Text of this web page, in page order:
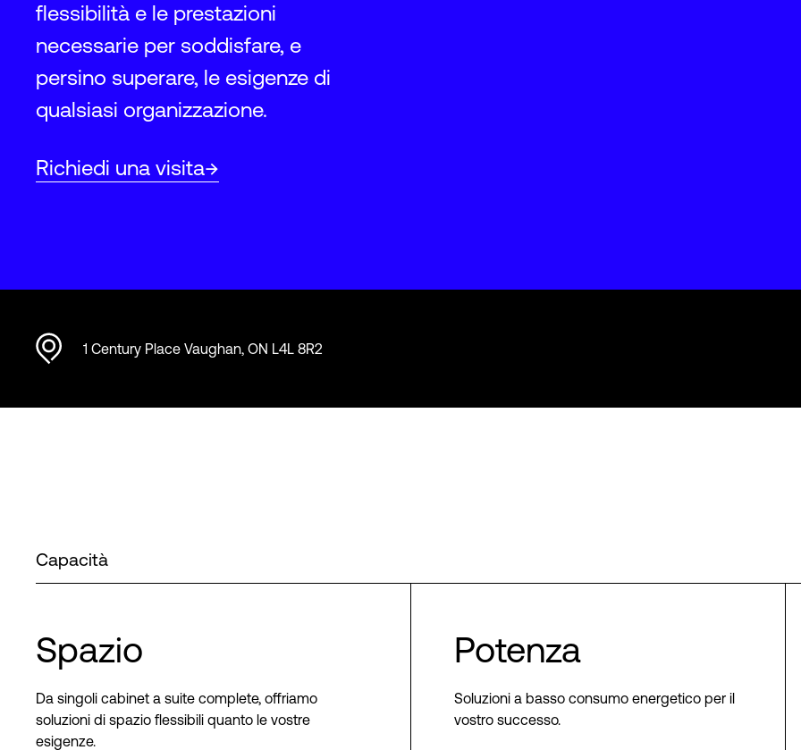
flessibilità e le prestazioni
necessarie per soddisfare, e
persino superare, le esigenze di
qualsiasi organizzazione.
Richiedi una visita
1 Century Place Vaughan, ON L4L 8R2
Capacità
Spazio
Da singoli cabinet a suite complete, offriamo
soluzioni di spazio flessibili quanto le vostre
esigenze.
Potenza
Soluzioni a basso consumo energetico per il
vostro successo.